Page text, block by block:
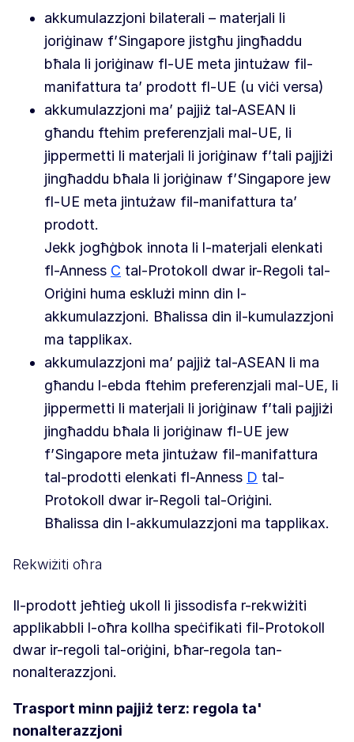
akkumulazzjoni bilaterali – materjali li
joriġinaw f’Singapore jistgħu jingħaddu
bħala li joriġinaw fl-UE meta jintużaw fil-
manifattura ta’ prodott fl-UE (u viċi versa)
akkumulazzjoni ma’ pajjiż tal-ASEAN li
għandu ftehim preferenzjali mal-UE, li
jippermetti li materjali li joriġinaw f’tali pajjiżi
jingħaddu bħala li joriġinaw f’Singapore jew
fl-UE meta jintużaw fil-manifattura ta’
prodott.
Jekk jogħġbok innota li l-materjali elenkati
fl-Anness C tal-Protokoll dwar ir-Regoli tal-
Oriġini huma esklużi minn din l-
akkumulazzjoni. Bħalissa din il-kumulazzjoni
ma tapplikax.
akkumulazzjoni ma’ pajjiż tal-ASEAN li ma
għandu l-ebda ftehim preferenzjali mal-UE, li
jippermetti li materjali li joriġinaw f’tali pajjiżi
jingħaddu bħala li joriġinaw fl-UE jew
f’Singapore meta jintużaw fil-manifattura
tal-prodotti elenkati fl-Anness D tal-
Protokoll dwar ir-Regoli tal-Oriġini.
Bħalissa din l-akkumulazzjoni ma tapplikax.
Rekwiżiti oħra
Il-prodott jeħtieġ ukoll li jissodisfa r-rekwiżiti
applikabbli l-oħra kollha speċifikati fil-Protokoll
dwar ir-regoli tal-oriġini, bħar-regola tan-
nonalterazzjoni.
Trasport minn pajjiż terz: regola ta'
nonalterazzjoni